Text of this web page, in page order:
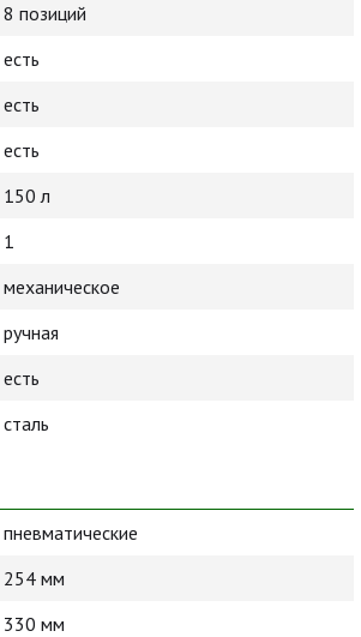
8 позиций
есть
есть
есть
150 л
1
механическое
ручная
есть
сталь
пневматические
254 мм
330 мм